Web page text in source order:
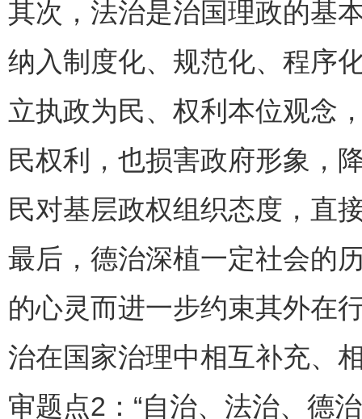
其次，法治是治国理政的基
纳入制度化、规范化、程序
立执政为民、权利本位观念
民权利，也损害政府形象，
民对基层政权组织态度，直
最后，德治深植一定社会的
的心灵而进一步约束其外在
治在国家治理中相互补充、
审题点2：“自治、法治、德